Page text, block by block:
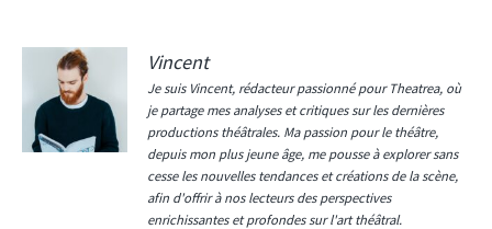
Vincent
Je suis Vincent, rédacteur passionné pour Theatrea, où
je partage mes analyses et critiques sur les dernières
productions théâtrales. Ma passion pour le théâtre,
depuis mon plus jeune âge, me pousse à explorer sans
cesse les nouvelles tendances et créations de la scène,
afin d'offrir à nos lecteurs des perspectives
enrichissantes et profondes sur l'art théâtral.